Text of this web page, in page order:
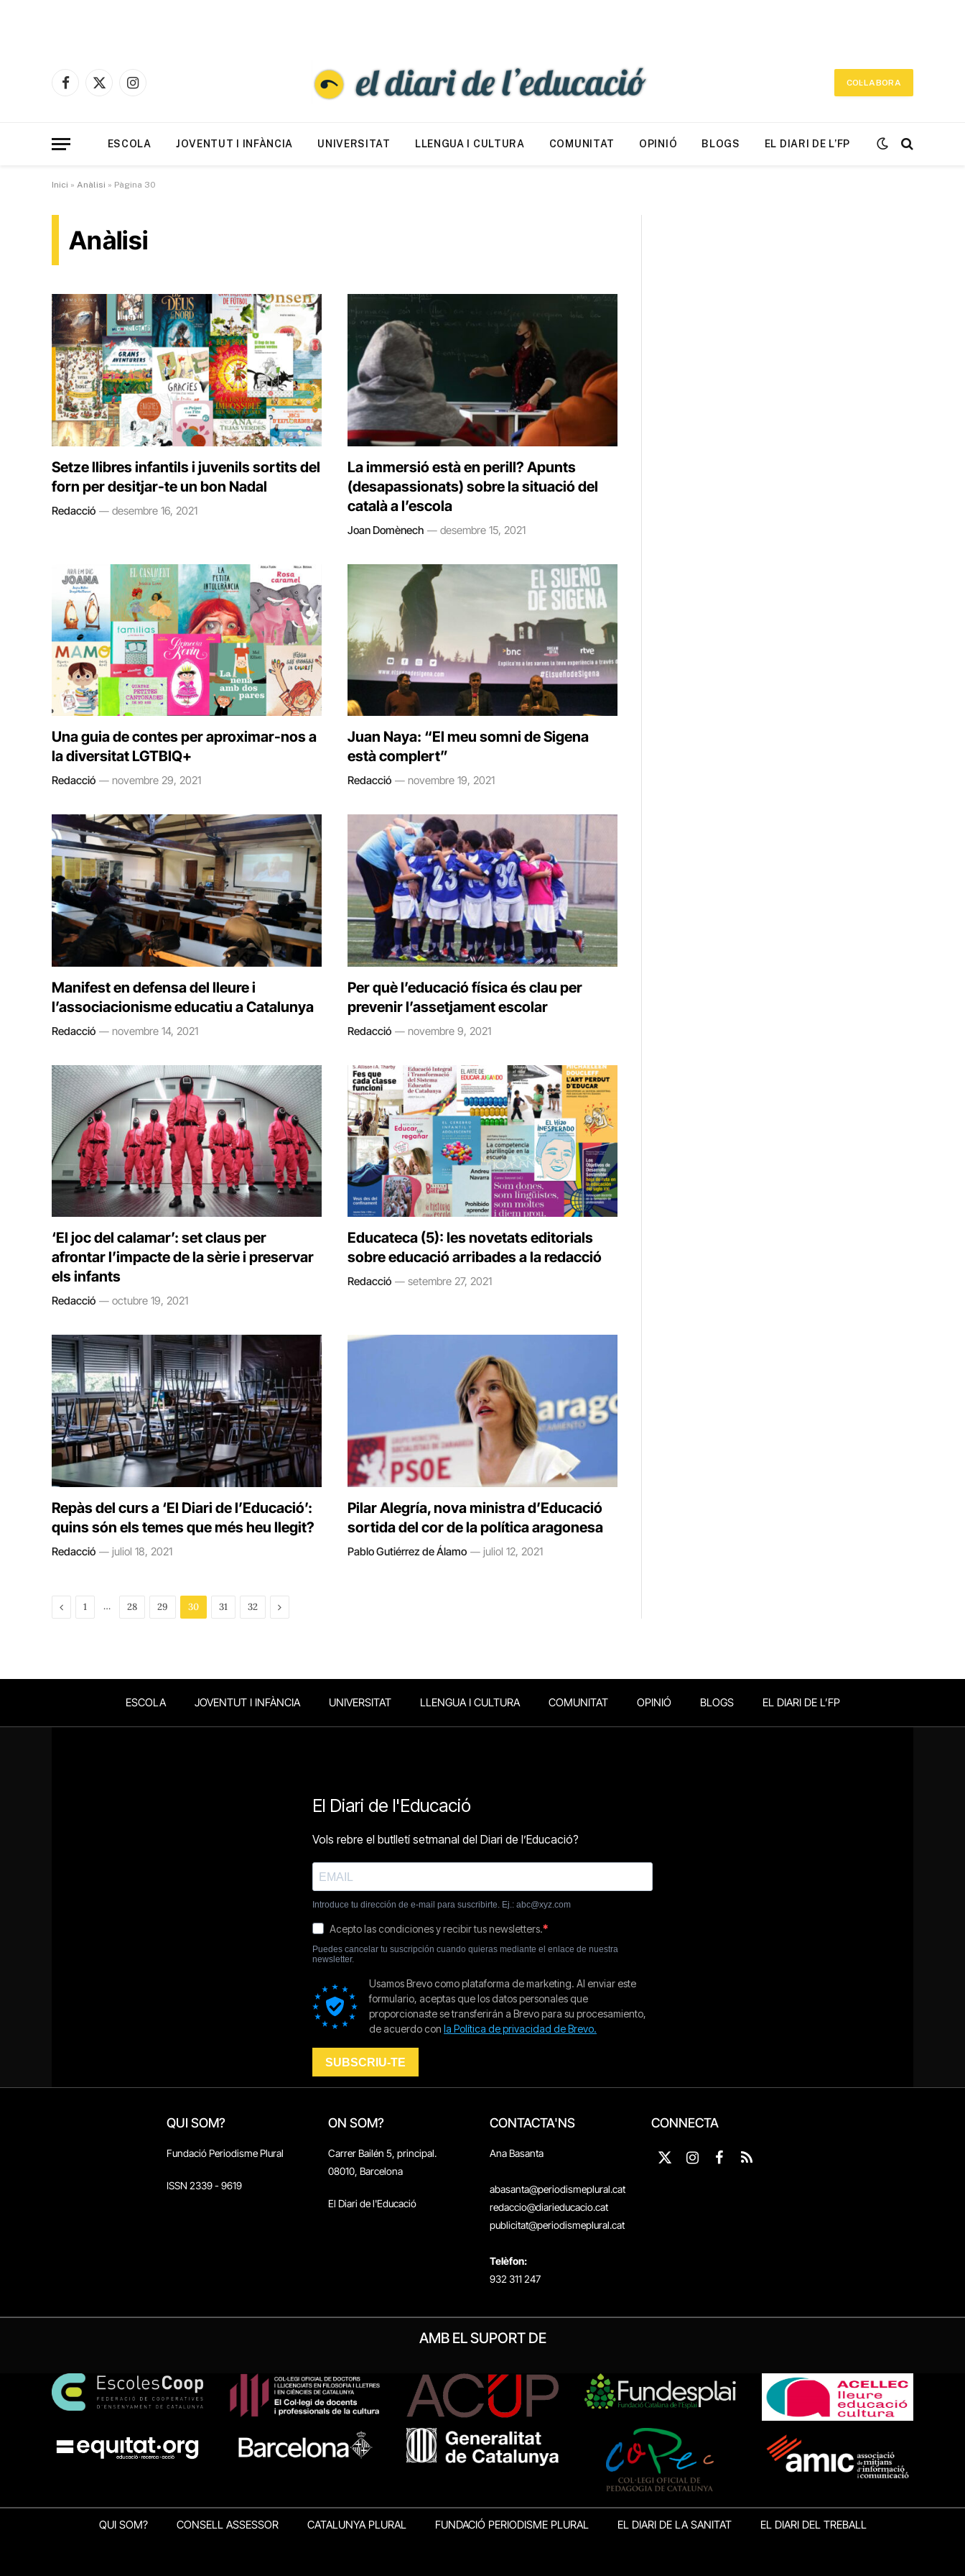
Facebook
X
Instagram
COL·LABORA
ESCOLA JOVENTUT I INFÀNCIA UNIVERSITAT LLENGUA I CULTURA COMUNITAT OPINIÓ BLOGS EL DIARI DE L’FP
Inici » Anàlisi » Pàgina 30
Anàlisi
Setze llibres infantils i juvenils sortits del
forn per desitjar-te un bon Nadal
Redacció desembre 16, 2021
La immersió està en perill? Apunts
(desapassionats) sobre la situació del
català a l’escola
Joan Domènech desembre 15, 2021
Una guia de contes per aproximar-nos a
la diversitat LGTBIQ+
Redacció novembre 29, 2021
Juan Naya: “El meu somni de Sigena
està complert”
Redacció novembre 19, 2021
Manifest en defensa del lleure i
l’associacionisme educatiu a Catalunya
Redacció novembre 14, 2021
Per què l’educació física és clau per
prevenir l’assetjament escolar
Redacció novembre 9, 2021
‘El joc del calamar’: set claus per
afrontar l’impacte de la sèrie i preservar
els infants
Redacció octubre 19, 2021
Educateca (5): les novetats editorials
sobre educació arribades a la redacció
Redacció setembre 27, 2021
Repàs del curs a ‘El Diari de l’Educació’:
quins són els temes que més heu llegit?
Redacció juliol 18, 2021
Pilar Alegría, nova ministra d’Educació
sortida del cor de la política aragonesa
Pablo Gutiérrez de Álamo juliol 12, 2021
Previous
1 … 28 29 30 31 32 Next
ESCOLA JOVENTUT I INFÀNCIA UNIVERSITAT LLENGUA I CULTURA COMUNITAT OPINIÓ BLOGS EL DIARI DE L’FP
QUI SOM?
Fundació Periodisme Plural
ISSN 2339 - 9619
ON SOM?
Carrer Bailén 5, principal.
08010, Barcelona
El Diari de l'Educació
CONTACTA'NS
Ana Basanta
abasanta@periodismeplural.cat
redaccio@diarieducacio.cat
publicitat@periodismeplural.cat
Telèfon:
932 311 247
CONNECTA
X
Instagram
Facebook
RSS
AMB EL SUPORT DE
QUI SOM? CONSELL ASSESSOR CATALUNYA PLURAL FUNDACIÓ PERIODISME PLURAL EL DIARI DE LA SANITAT EL DIARI DEL TREBALL